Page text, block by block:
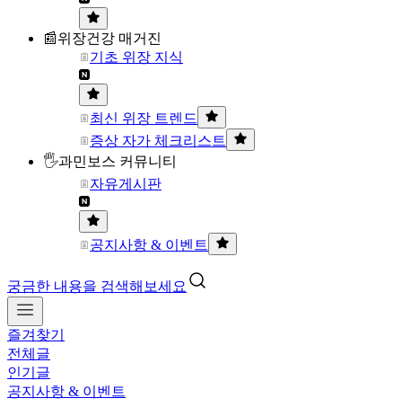
📰위장건강 매거진
기초 위장 지식
최신 위장 트렌드
증상 자가 체크리스트
🖐과민보스 커뮤니티
자유게시판
공지사항 & 이벤트
궁금한 내용을 검색해보세요
즐겨찾기
전체글
인기글
공지사항 & 이벤트